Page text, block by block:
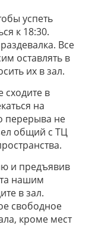
успеть
к 18:30.
Все
оставлять в
их в зал.
сходите в
на
перерыва не
общий с ТЦ
и предъявив
нашим
в зал.
свободное
кроме мест